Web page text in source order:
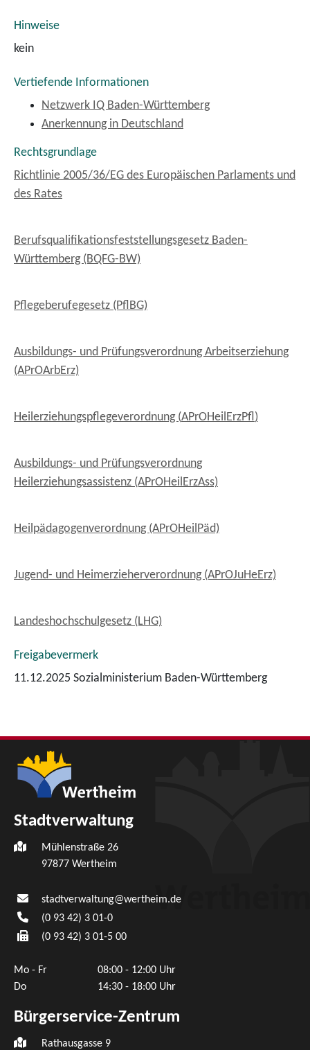
Hinweise
kein
Vertiefende Informationen
Netzwerk IQ Baden-Württemberg
Anerkennung in Deutschland
Rechtsgrundlage
Richtlinie 2005/36/EG des Europäischen Parlaments und
des Rates
Berufsqualifikationsfeststellungsgesetz Baden-
Württemberg (BQFG-BW)
Pflegeberufegesetz (PflBG)
Ausbildungs- und Prüfungsverordnung Arbeitserziehung
(APrOArbErz)
Heilerziehungspflegeverordnung (APrOHeilErzPfl)
Ausbildungs- und Prüfungsverordnung
Heilerziehungsassistenz (APrOHeilErzAss)
Heilpädagogenverordnung (APrOHeilPäd)
Jugend- und Heimerzieherverordnung (APrOJuHeErz)
Landeshochschulgesetz (LHG)
Freigabevermerk
11.12.2025 Sozialministerium Baden-Württemberg
Stadtverwaltung
Mühlenstraße 26
97877 Wertheim
stadtverwaltung@wertheim.de
(0 93 42) 3 01-0
(0 93 42) 3 01-5 00
Mo - Fr
08:00 - 12:00 Uhr
Do
14:30 - 18:00 Uhr
Bürgerservice-Zentrum
Rathausgasse 9